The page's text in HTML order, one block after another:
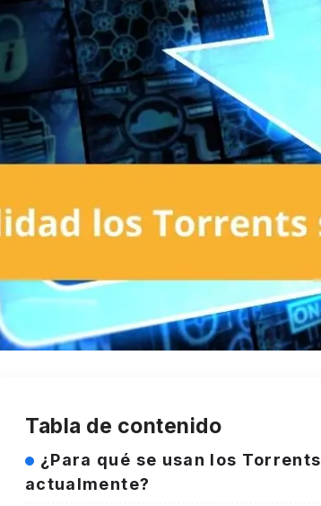
Tabla de contenido
¿Para qué se usan los Torrents
actualmente?